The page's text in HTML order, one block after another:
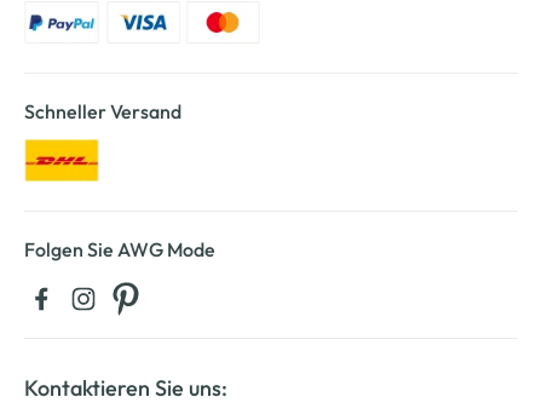
Schneller Versand
Folgen Sie AWG Mode
Kontaktieren Sie uns: